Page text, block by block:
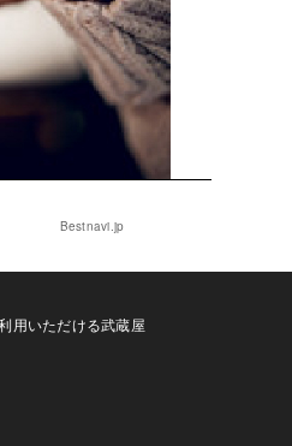
Bestnavi.jp
用いただける武蔵屋